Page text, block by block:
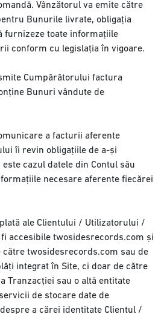
Vânzătorul va emite către
Bunurile livrate, obligația
furnizeze toate informațiile
conform cu legislația în vigoare.
Cumpărătorului factura
Bunuri vândute de
a facturii aferente
îi revin obligațiile de a-și
cazul datele din Contul său
necesare aferente fiecărei
ale Clientului / Utilizatorului /
accesibile twosidesrecords.com și
twosidesrecords.com sau de
integrat în Site, ci doar de către
Tranzacției sau o altă entitate
de stocare date de
a cărei identitate Clientul /